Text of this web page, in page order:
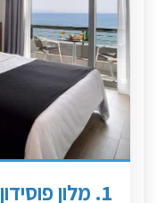
1. מלון פוסידון